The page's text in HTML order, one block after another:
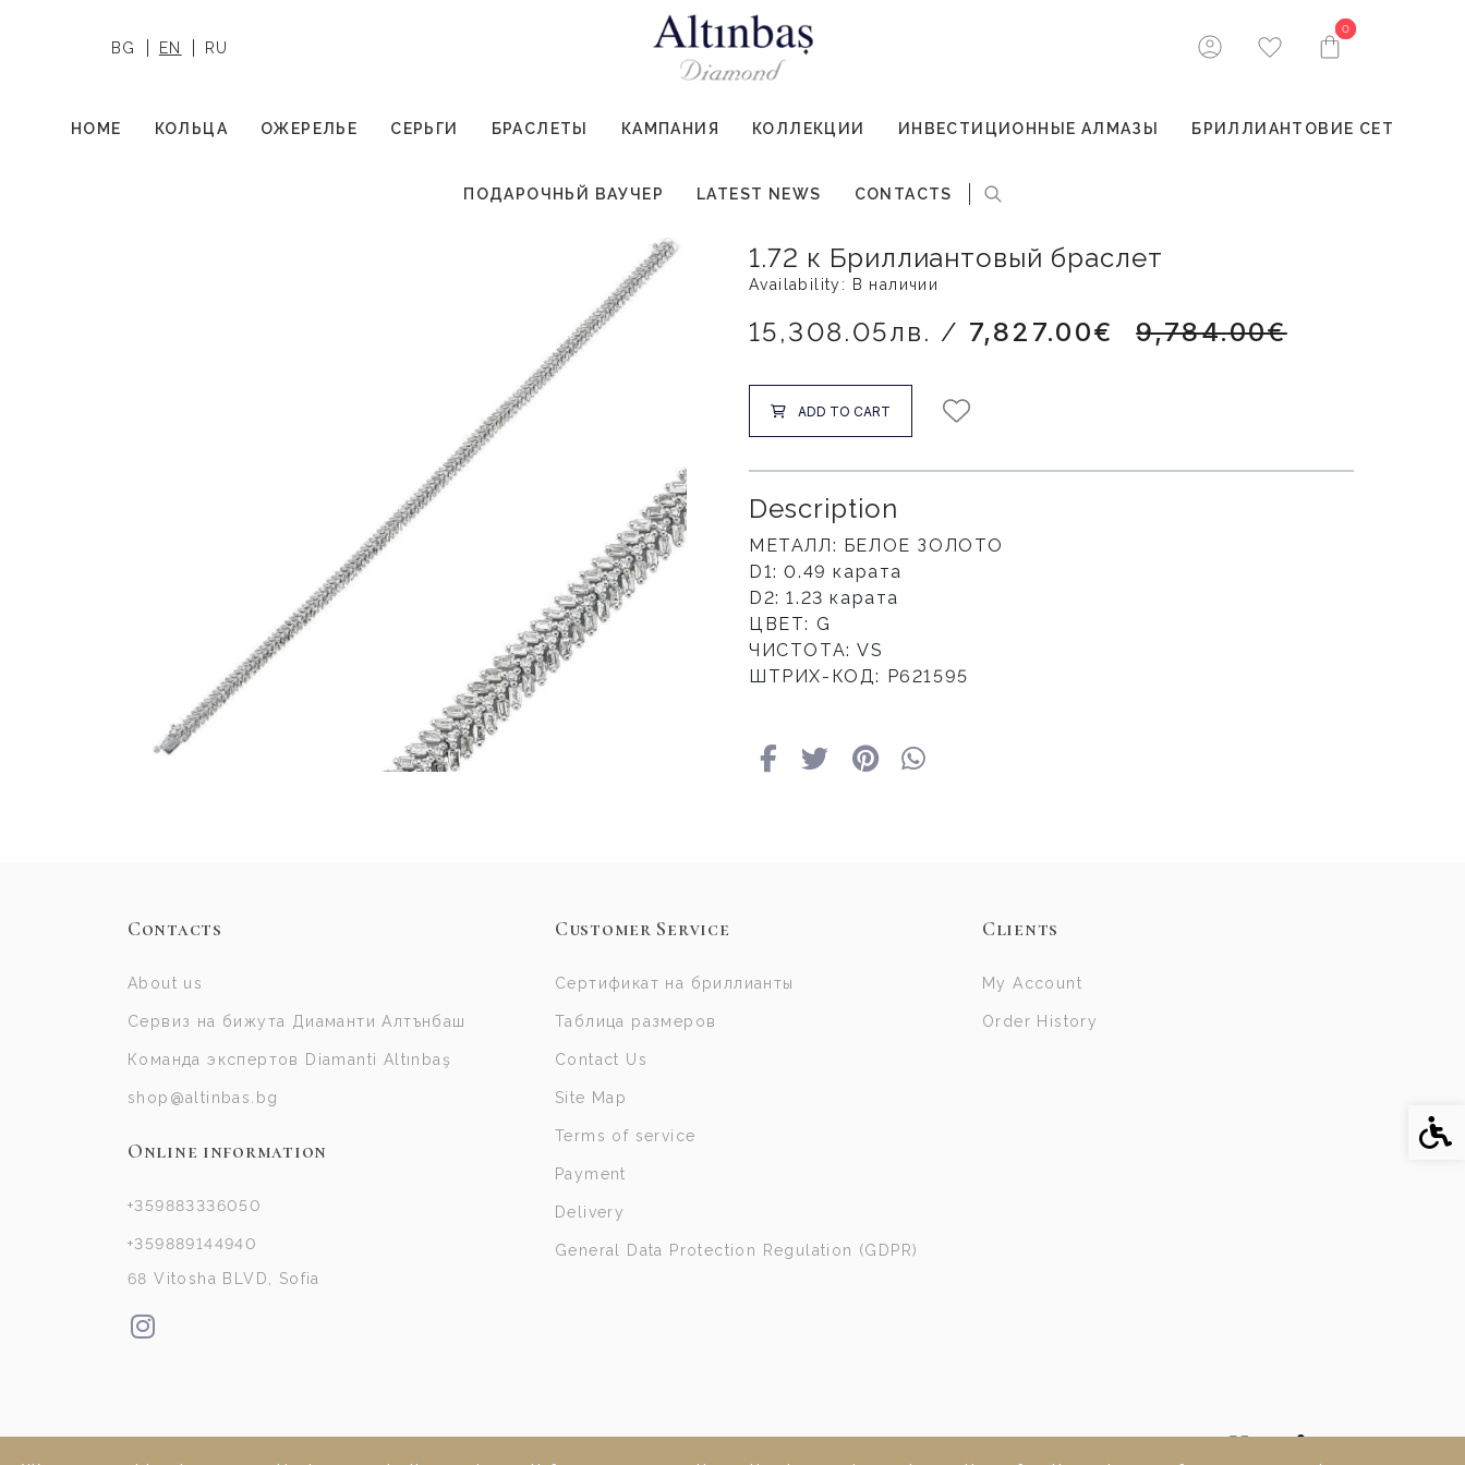
BG EN RU
0
0
HOME КОЛЬЦА ОЖЕРЕЛЬЕ СЕРЬГИ БРАСЛЕТЫ КАМПАНИЯ КОЛЛЕКЦИИ ИНВЕСТИЦИОННЫЕ АЛМАЗЫ БРИЛЛИАНТОВИЕ СЕТ
ПОДАРОЧНЬЙ ВАУЧЕР LATEST NEWS CONTACTS
1.72 к Бриллиантовый браслет
Availability: В наличии
15,308.05лв. / 7,827.00€ 9,784.00€
ADD TO CART
Description
МЕТАЛЛ: БЕЛОЕ ЗОЛОТО
D1: 0.49 карата
D2: 1.23 карата
ЦВЕТ: G
ЧИСТОТА: VS
ШТРИХ-КОД: Р621595
Contacts
About us
Сервиз на бижута Диаманти Алтънбаш
Команда экспертов Diamanti Altınbaş
shop@altinbas.bg
Online information
+359883336050
+359889144940
68 Vitosha BLVD, Sofia
Customer Service
Сертификат на бриллианты
Таблица размеров
Contact Us
Site Map
Terms of service
Payment
Delivery
General Data Protection Regulation (GDPR)
Clients
My Account
Order History